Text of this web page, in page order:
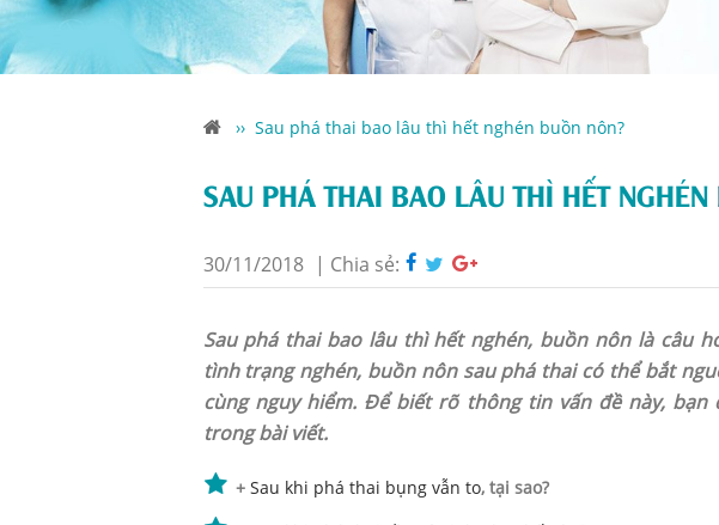
›› Sau phá thai bao lâu thì hết nghén buồn nôn?
SAU PHÁ THAI BAO LÂU THÌ HẾT NGHÉN
30/11/2018 | Chia sẻ:
Sau phá thai bao lâu thì hết nghén, buồn nôn là câu
tình trạng nghén, buồn nôn sau phá thai có thể bắt
cùng nguy hiểm. Để biết rõ thông tin vấn đề này,
trong bài viết.
+ Sau khi phá thai bụng vẫn to, tại sao?